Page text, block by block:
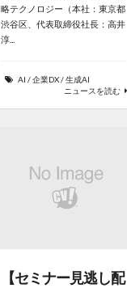
略テクノロジー（本社：東京都
渋谷区、代表取締役社長：高井
淳...
AI /企業DX/生成AI
ニュースを読む
【セミナー見逃し配